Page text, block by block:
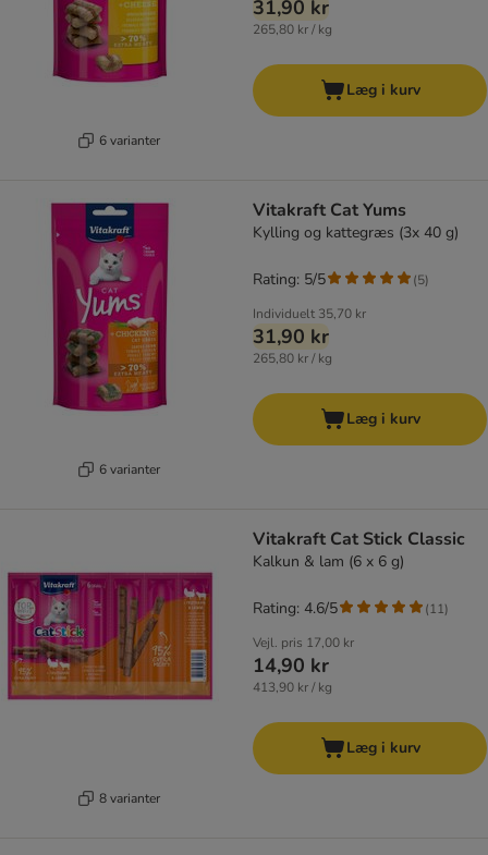
6 varianter
31,90 kr
265,80 kr / kg
Læg i kurv
6 varianter
Vitakraft Cat Yums
Kylling og kattegræs (3x 40 g)
Individuelt 35,70 kr
31,90 kr
265,80 kr / kg
Rating: 5/5 (5)
Læg i kurv
8 varianter
Vitakraft Cat Stick Classic
Kalkun & lam (6 x 6 g)
Vejl. pris 17,00 kr
14,90 kr
413,90 kr / kg
Rating: 4.6/5 (11)
Læg i kurv